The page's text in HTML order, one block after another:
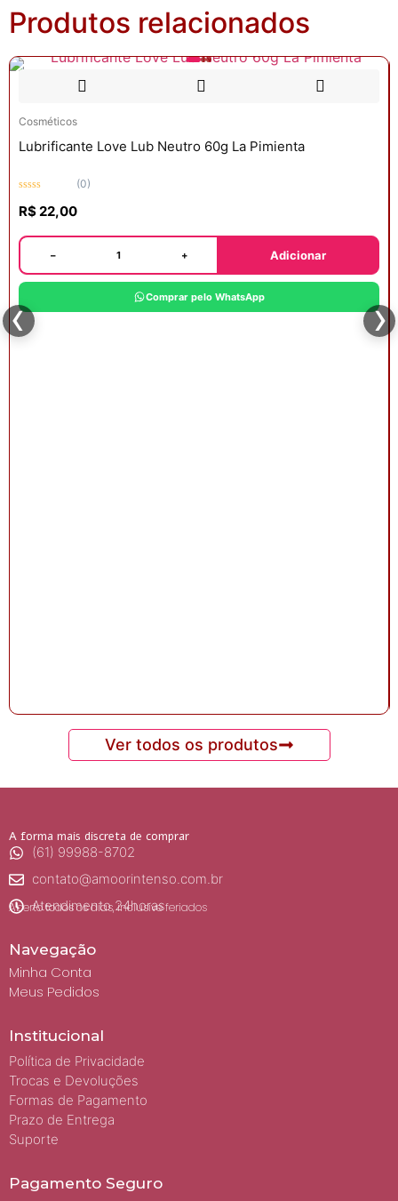
Produtos relacionados
Cosméticos
Lubrificante Love Lub Neutro 60g La Pimienta
0
(0)
R$22,00
− + Adicionar
Comprar pelo WhatsApp
‹ ›
Ver todos os produtos
A forma mais discreta de comprar
(61) 99988-8702
contato@amoorintenso.com.br
Atendimento 24horas
Aberto todos os dias, inclusive feriados
Navegação
Minha Conta
Meus Pedidos
Institucional
Política de Privacidade
Trocas e Devoluções
Formas de Pagamento
Prazo de Entrega
Suporte
Pagamento Seguro